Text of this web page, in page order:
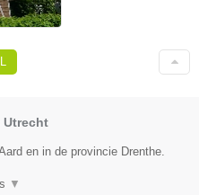
Utrecht
en in de provincie Drenthe.
▼